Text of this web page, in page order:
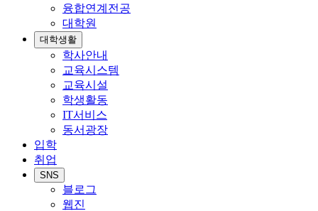
융합연계전공
대학원
대학생활
학사안내
교육시스템
교육시설
학생활동
IT서비스
동서광장
입학
취업
SNS
블로그
웹진